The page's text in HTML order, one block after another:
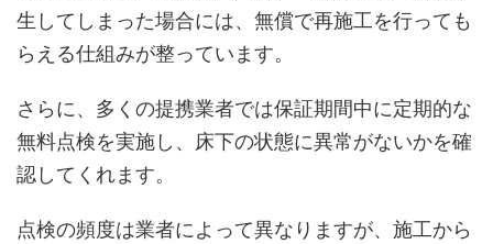
生してしまった場合には、無償で再施工を行っても
らえる仕組みが整っています。
さらに、多くの提携業者では保証期間中に定期的な
無料点検を実施し、床下の状態に異常がないかを確
認してくれます。
点検の頻度は業者によって異なりますが、施工から